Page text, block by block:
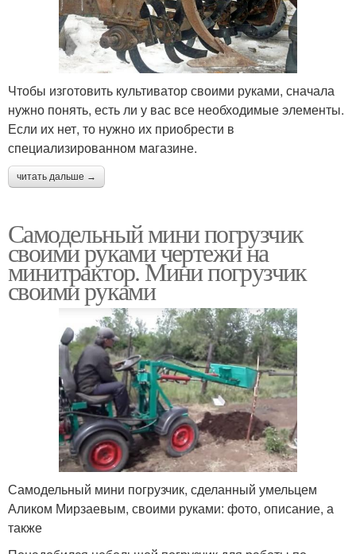
Чтобы изготовить культиватор своими руками, сначала
нужно понять, есть ли у вас все необходимые элементы.
Если их нет, то нужно их приобрести в
специализированном магазине.
читать дальше →
Самодельный мини погрузчик
своими руками чертежи на
минитрактор. Мини погрузчик
своими руками
Самодельный мини погрузчик, сделанный умельцем
Аликом Мирзаевым, своими руками: фото, описание, а
также